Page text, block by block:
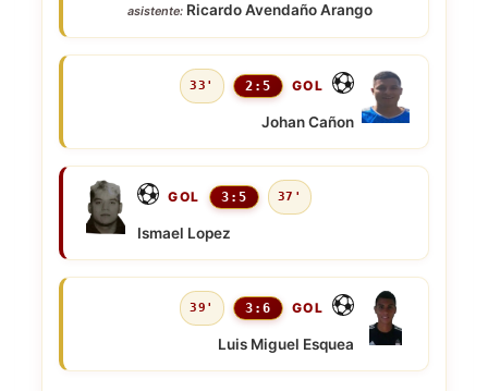
asistente: Ricardo Avendaño Arango
33' 2:5 GOL
Johan Cañon
GOL 3:5 37'
Ismael Lopez
39' 3:6 GOL
Luis Miguel Esquea